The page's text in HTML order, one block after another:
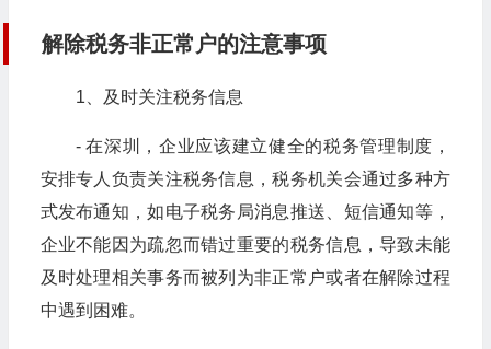
解除税务非正常户的注意事项
1、及时关注税务信息
- 在深圳，企业应该建立健全的税务管理制度，
安排专人负责关注税务信息，税务机关会通过多种方
式发布通知，如电子税务局消息推送、短信通知等，
企业不能因为疏忽而错过重要的税务信息，导致未能
及时处理相关事务而被列为非正常户或者在解除过程
中遇到困难。